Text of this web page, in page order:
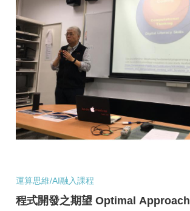
運算思維/AI融入課程
程式開發之期望 Optimal Approach